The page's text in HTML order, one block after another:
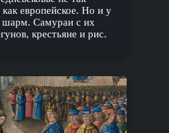
европейское. Но и у
шарм. Самураи с их
крестьяне и рис.